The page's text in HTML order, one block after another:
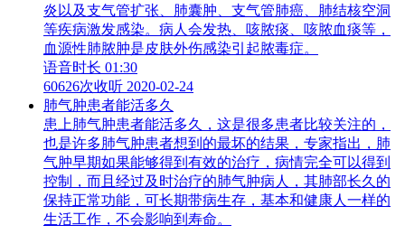
炎以及支气管扩张、肺囊肿、支气管肺癌、肺结核空洞
等疾病激发感染。病人会发热、咳脓痰、咳脓血痰等，
血源性肺脓肿是皮肤外伤感染引起脓毒症。
语音时长 01:30
60626次收听 2020-02-24
肺气肿患者能活多久
患上肺气肿患者能活多久，这是很多患者比较关注的，
也是许多肺气肿患者想到的最坏的结果，专家指出，肺
气肿早期如果能够得到有效的治疗，病情完全可以得到
控制，而且经过及时治疗的肺气肿病人，其肺部长久的
保持正常功能，可长期带病生存，基本和健康人一样的
生活工作，不会影响到寿命。